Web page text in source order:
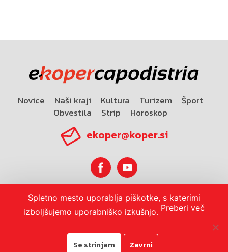
Novice Naši kraji Kultura Turizem
Šport
Obvestila
Strip Horoskop
ekoper@koper.si
Horoskop
Spletno mesto uporablja piškotke, s katerimi
izboljšujemo uporabniško izkušnjo. Preberi več
Se strinjam Zavrni